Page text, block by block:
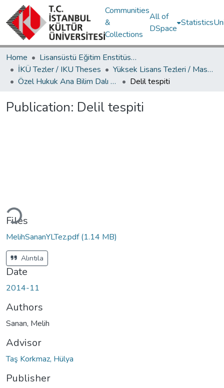
Communities
&
Collections
All of
DSpace
Statistics
Home
Lisansüstü Eğitim Enstitüsü / Postgraduate Education Institute
İKÜ Tezler / IKU Theses
Yüksek Lisans Tezleri / Master's Theses
Özel Hukuk Ana Bilim Dalı / Department of Private Law
Delil tespiti
Publication: Delil tespiti
Loading...
Files
MelihSananYLTez.pdf(1.14 MB)
Alıntıla
Date
2014-11
Authors
Sanan, Melih
Advisor
Taş Korkmaz, Hülya
Publisher